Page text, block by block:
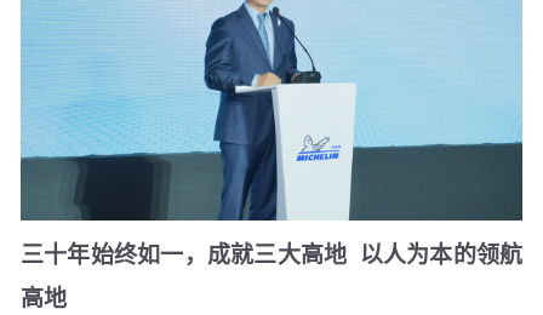
三十年始终如一，成就三大高地 以人为本的领航
高地